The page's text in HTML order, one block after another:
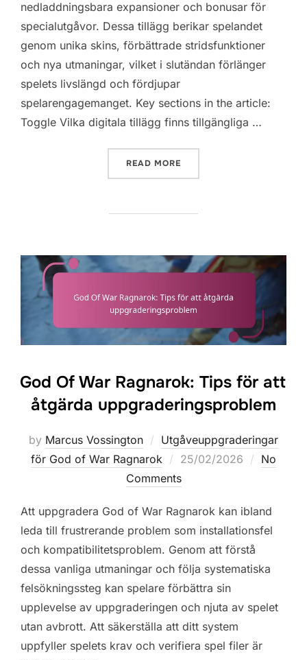
nedladdningsbara expansioner och bonusar för
specialutgåvor. Dessa tillägg berikar spelandet
genom unika skins, förbättrade stridsfunktioner
och nya utmaningar, vilket i slutändan förlänger
spelets livslängd och fördjupar
spelarengagemanget. Key sections in the article:
Toggle Vilka digitala tillägg finns tillgängliga …
READ MORE
God Of War Ragnarok: Tips för att
åtgärda uppgraderingsproblem
by Marcus Vossington
Utgåveuppgraderingar
för God of War Ragnarok
Posted
on
25/02/2026
No
Comments
Att uppgradera God of War Ragnarok kan ibland
leda till frustrerande problem som installationsfel
och kompatibilitetsproblem. Genom att förstå
dessa vanliga utmaningar och följa systematiska
felsökningssteg kan spelare förbättra sin
upplevelse av uppgraderingen och njuta av spelet
utan avbrott. Att säkerställa att ditt system
uppfyller spelets krav och verifiera spel filer är